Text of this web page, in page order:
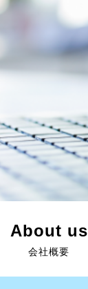
About us
会社概要